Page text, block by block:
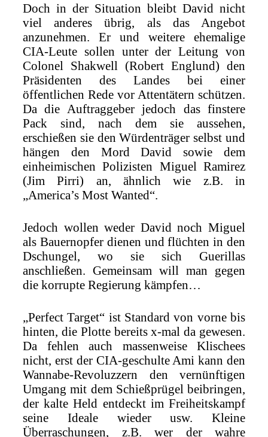
Doch in der Situation bleibt David nicht
viel anderes übrig, als das Angebot
anzunehmen. Er und weitere ehemalige
CIA-Leute sollen unter der Leitung von
Colonel Shakwell (Robert Englund) den
Präsidenten des Landes bei einer
öffentlichen Rede vor Attentätern schützen.
Da die Auftraggeber jedoch das finstere
Pack sind, nach dem sie aussehen,
erschießen sie den Würdenträger selbst und
hängen den Mord David sowie dem
einheimischen Polizisten Miguel Ramirez
(Jim Pirri) an, ähnlich wie z.B. in
„America’s Most Wanted“.
Jedoch wollen weder David noch Miguel
als Bauernopfer dienen und flüchten in den
Dschungel, wo sie sich Guerillas
anschließen. Gemeinsam will man gegen
die korrupte Regierung kämpfen…
„Perfect Target“ ist Standard von vorne bis
hinten, die Plotte bereits x-mal da gewesen.
Da fehlen auch massenweise Klischees
nicht, erst der CIA-geschulte Ami kann den
Wannabe-Revoluzzern den vernünftigen
Umgang mit dem Schießprügel beibringen,
der kalte Held entdeckt im Freiheitskampf
seine Ideale wieder usw. Kleine
Überraschungen, z.B. wer der wahre